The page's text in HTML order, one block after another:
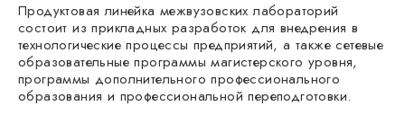
Продуктовая линейка межвузовских лабораторий
состоит из прикладных разработок для внедрения в
технологические процессы предприятий, а также сетевые
образовательные программы магистерского уровня,
программы дополнительного профессионального
образования и профессиональной переподготовки.